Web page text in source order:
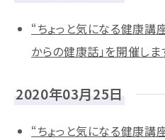
“ちょっと気になる健康講
からの健康話」を開催しま
2020年03月25日
“ちょっと気になる健康講